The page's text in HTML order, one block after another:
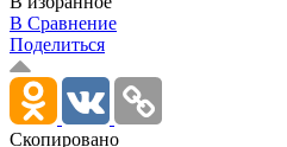
В Сравнение
Поделиться
Скопировано